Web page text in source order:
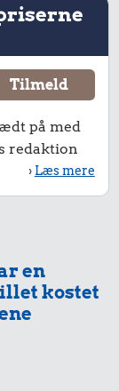
på med
redaktion
› Læs mere
en
kostet